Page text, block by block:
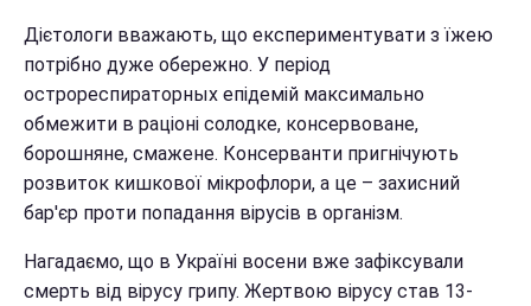
Дієтологи вважають, що експериментувати з їжею
потрібно дуже обережно. У період
острореспираторных епідемій максимально
обмежити в раціоні солодке, консервоване,
борошняне, смажене. Консерванти пригнічують
розвиток кишкової мікрофлори, а це – захисний
бар'єр проти попадання вірусів в організм.
Нагадаємо, що в Україні восени вже зафіксували
смерть від вірусу грипу. Жертвою вірусу став 13-